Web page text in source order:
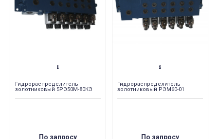
Гидрораспределитель
золотниковый 5РЭ50М-80КЭ
По запросу
Гидрораспределитель
золотниковый РЭМ60-01
По запросу